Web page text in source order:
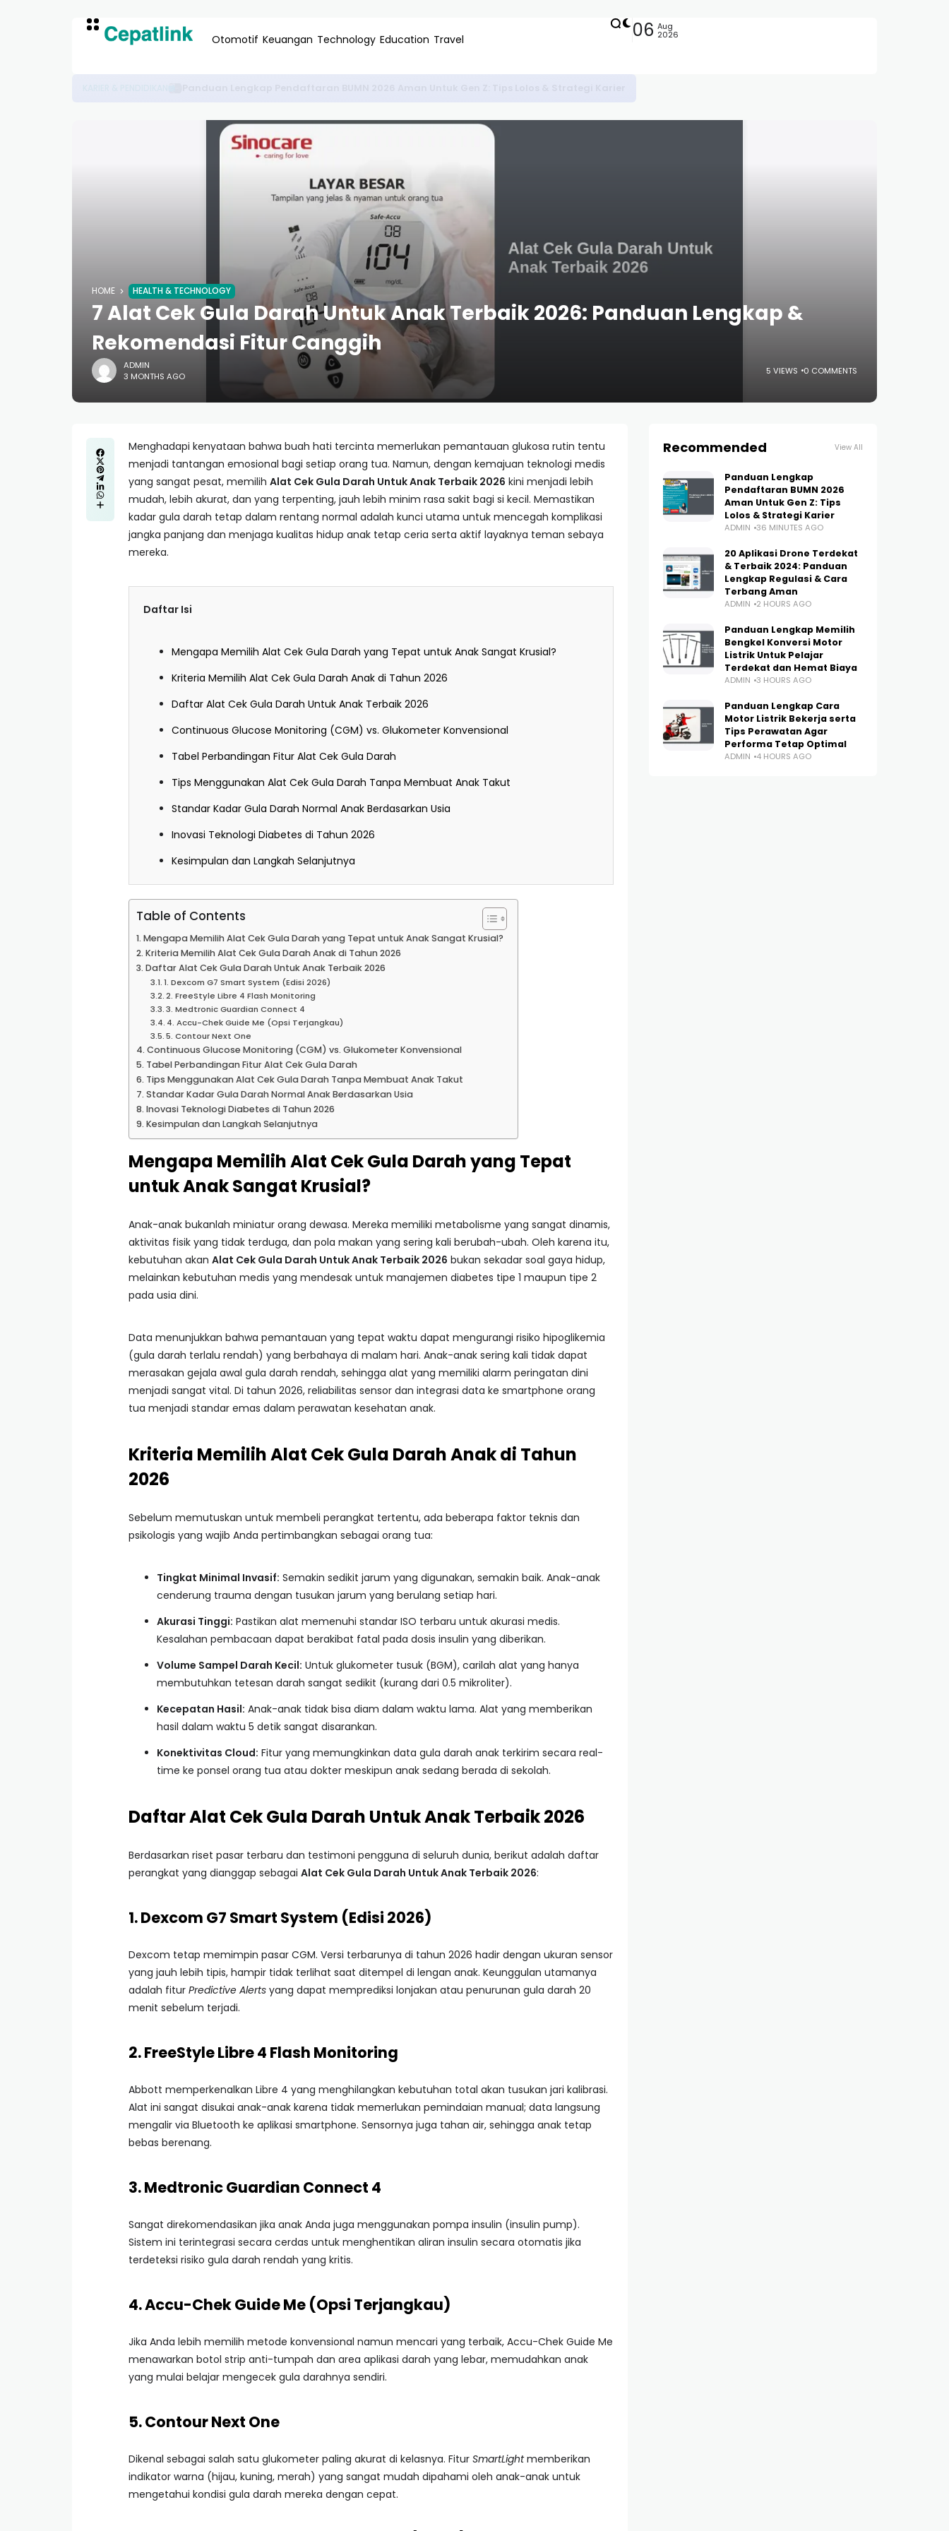
Otomotif Keuangan Technology Education Travel 06 Aug
2026
HOME HEALTH & TECHNOLOGY
7 Alat Cek Gula Darah Untuk Anak Terbaik 2026: Panduan Lengkap &
Rekomendasi Fitur Canggih
ADMIN
3 MONTHS AGO
5 VIEWS 0 COMMENTS
Menghadapi kenyataan bahwa buah hati tercinta memerlukan pemantauan glukosa rutin tentu
menjadi tantangan emosional bagi setiap orang tua. Namun, dengan kemajuan teknologi medis
yang sangat pesat, memilih Alat Cek Gula Darah Untuk Anak Terbaik 2026 kini menjadi lebih
mudah, lebih akurat, dan yang terpenting, jauh lebih minim rasa sakit bagi si kecil. Memastikan
kadar gula darah tetap dalam rentang normal adalah kunci utama untuk mencegah komplikasi
jangka panjang dan menjaga kualitas hidup anak tetap ceria serta aktif layaknya teman sebaya
mereka.
Daftar Isi
Mengapa Memilih Alat Cek Gula Darah yang Tepat untuk Anak Sangat Krusial?
Kriteria Memilih Alat Cek Gula Darah Anak di Tahun 2026
Daftar Alat Cek Gula Darah Untuk Anak Terbaik 2026
Continuous Glucose Monitoring (CGM) vs. Glukometer Konvensional
Tabel Perbandingan Fitur Alat Cek Gula Darah
Tips Menggunakan Alat Cek Gula Darah Tanpa Membuat Anak Takut
Standar Kadar Gula Darah Normal Anak Berdasarkan Usia
Inovasi Teknologi Diabetes di Tahun 2026
Kesimpulan dan Langkah Selanjutnya
Table of Contents
Mengapa Memilih Alat Cek Gula Darah yang Tepat untuk Anak Sangat Krusial?
Kriteria Memilih Alat Cek Gula Darah Anak di Tahun 2026
Daftar Alat Cek Gula Darah Untuk Anak Terbaik 2026
1. Dexcom G7 Smart System (Edisi 2026)
2. FreeStyle Libre 4 Flash Monitoring
3. Medtronic Guardian Connect 4
4. Accu-Chek Guide Me (Opsi Terjangkau)
5. Contour Next One
Continuous Glucose Monitoring (CGM) vs. Glukometer Konvensional
Tabel Perbandingan Fitur Alat Cek Gula Darah
Tips Menggunakan Alat Cek Gula Darah Tanpa Membuat Anak Takut
Standar Kadar Gula Darah Normal Anak Berdasarkan Usia
Inovasi Teknologi Diabetes di Tahun 2026
Kesimpulan dan Langkah Selanjutnya
Mengapa Memilih Alat Cek Gula Darah yang Tepat
untuk Anak Sangat Krusial?
Anak-anak bukanlah miniatur orang dewasa. Mereka memiliki metabolisme yang sangat dinamis,
aktivitas fisik yang tidak terduga, dan pola makan yang sering kali berubah-ubah. Oleh karena itu,
kebutuhan akan Alat Cek Gula Darah Untuk Anak Terbaik 2026 bukan sekadar soal gaya hidup,
melainkan kebutuhan medis yang mendesak untuk manajemen diabetes tipe 1 maupun tipe 2
pada usia dini.
Data menunjukkan bahwa pemantauan yang tepat waktu dapat mengurangi risiko hipoglikemia
(gula darah terlalu rendah) yang berbahaya di malam hari. Anak-anak sering kali tidak dapat
merasakan gejala awal gula darah rendah, sehingga alat yang memiliki alarm peringatan dini
menjadi sangat vital. Di tahun 2026, reliabilitas sensor dan integrasi data ke smartphone orang
tua menjadi standar emas dalam perawatan kesehatan anak.
Kriteria Memilih Alat Cek Gula Darah Anak di Tahun
2026
Sebelum memutuskan untuk membeli perangkat tertentu, ada beberapa faktor teknis dan
psikologis yang wajib Anda pertimbangkan sebagai orang tua:
Tingkat Minimal Invasif: Semakin sedikit jarum yang digunakan, semakin baik. Anak-anak
cenderung trauma dengan tusukan jarum yang berulang setiap hari.
Akurasi Tinggi: Pastikan alat memenuhi standar ISO terbaru untuk akurasi medis.
Kesalahan pembacaan dapat berakibat fatal pada dosis insulin yang diberikan.
Volume Sampel Darah Kecil: Untuk glukometer tusuk (BGM), carilah alat yang hanya
membutuhkan tetesan darah sangat sedikit (kurang dari 0.5 mikroliter).
Kecepatan Hasil: Anak-anak tidak bisa diam dalam waktu lama. Alat yang memberikan
hasil dalam waktu 5 detik sangat disarankan.
Konektivitas Cloud: Fitur yang memungkinkan data gula darah anak terkirim secara real-
time ke ponsel orang tua atau dokter meskipun anak sedang berada di sekolah.
Daftar Alat Cek Gula Darah Untuk Anak Terbaik 2026
Berdasarkan riset pasar terbaru dan testimoni pengguna di seluruh dunia, berikut adalah daftar
perangkat yang dianggap sebagai Alat Cek Gula Darah Untuk Anak Terbaik 2026:
1. Dexcom G7 Smart System (Edisi 2026)
Dexcom tetap memimpin pasar CGM. Versi terbarunya di tahun 2026 hadir dengan ukuran sensor
yang jauh lebih tipis, hampir tidak terlihat saat ditempel di lengan anak. Keunggulan utamanya
adalah fitur Predictive Alerts yang dapat memprediksi lonjakan atau penurunan gula darah 20
menit sebelum terjadi.
2. FreeStyle Libre 4 Flash Monitoring
Abbott memperkenalkan Libre 4 yang menghilangkan kebutuhan total akan tusukan jari kalibrasi.
Alat ini sangat disukai anak-anak karena tidak memerlukan pemindaian manual; data langsung
mengalir via Bluetooth ke aplikasi smartphone. Sensornya juga tahan air, sehingga anak tetap
bebas berenang.
3. Medtronic Guardian Connect 4
Sangat direkomendasikan jika anak Anda juga menggunakan pompa insulin (insulin pump).
Sistem ini terintegrasi secara cerdas untuk menghentikan aliran insulin secara otomatis jika
terdeteksi risiko gula darah rendah yang kritis.
4. Accu-Chek Guide Me (Opsi Terjangkau)
Jika Anda lebih memilih metode konvensional namun mencari yang terbaik, Accu-Chek Guide Me
menawarkan botol strip anti-tumpah dan area aplikasi darah yang lebar, memudahkan anak
yang mulai belajar mengecek gula darahnya sendiri.
5. Contour Next One
Dikenal sebagai salah satu glukometer paling akurat di kelasnya. Fitur SmartLightmemberikan
indikator warna (hijau, kuning, merah) yang sangat mudah dipahami oleh anak-anak untuk
mengetahui kondisi gula darah mereka dengan cepat.
Recommended View All
Panduan Lengkap
Pendaftaran BUMN 2026
Aman Untuk Gen Z: Tips
Lolos & Strategi Karier
ADMIN 36 MINUTES AGO
20 Aplikasi Drone Terdekat
& Terbaik 2024: Panduan
Lengkap Regulasi & Cara
Terbang Aman
ADMIN 2 HOURS AGO
Panduan Lengkap Memilih
Bengkel Konversi Motor
Listrik Untuk Pelajar
Terdekat dan Hemat Biaya
ADMIN 3 HOURS AGO
Panduan Lengkap Cara
Motor Listrik Bekerja serta
Tips Perawatan Agar
Performa Tetap Optimal
ADMIN 4 HOURS AGO